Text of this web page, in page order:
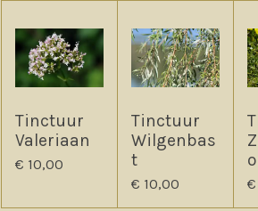
Tinctuur
Valeriaan
€ 10,00
Tinctuur
Wilgenbas
t
€ 10,00 €